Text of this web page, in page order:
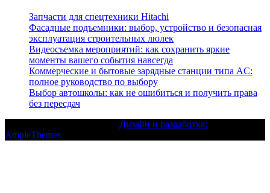
Запчасти для спецтехники Hitachi
Фасадные подъемники: выбор, устройство и безопасная
эксплуатация строительных люлек
Видеосъемка мероприятий: как сохранить яркие
моменты вашего события навсегда
Коммерческие и бытовые зарядные станции типа AC:
полное руководство по выбору
Выбор автошколы: как не ошибиться и получить права
без пересдач
Дизайн и разработка:
AmpleThemes